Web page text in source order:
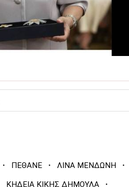
· ΠΕΘΑΝΕ · ΛΙΝΑ ΜΕΝΔΩΝΗ ·
ΚΗΔΕΙΑ ΚΙΚΗΣ ΔΗΜΟΥΛΑ ·